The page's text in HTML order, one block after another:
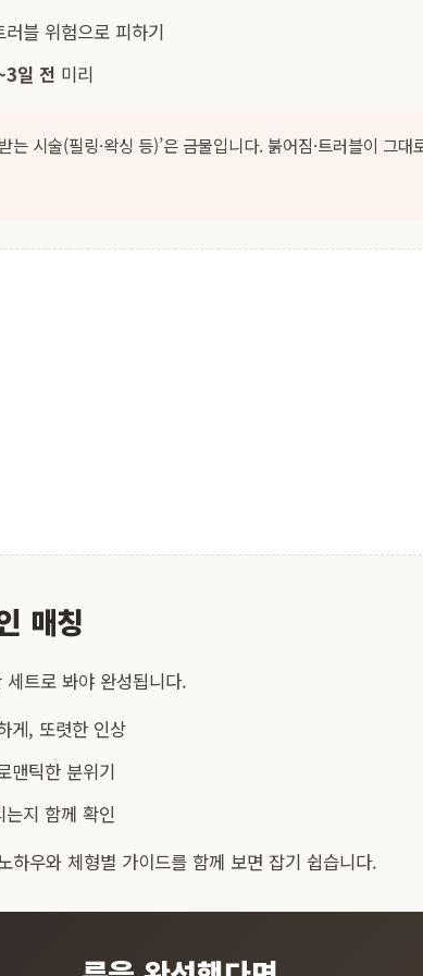
블 위험으로 피하기
일 전 미리
는 시술(필링·왁싱 등)’은 금물입니다. 붉어짐·트러블이 그대
매칭
세트로 봐야 완성됩니다.
게, 또렷한 인상
맨틱한 분위기
지 함께 확인
하우와 체형별 가이드를 함께 보면 잡기 쉽습니다.